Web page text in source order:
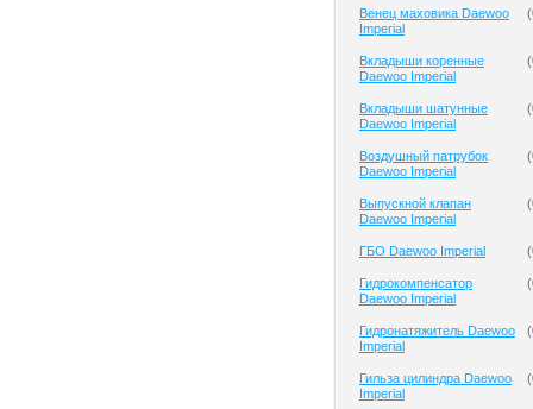
Венец маховика Daewoo
Imperial
(
Вкладыши коренные
Daewoo Imperial
(
Вкладыши шатунные
Daewoo Imperial
(
Воздушный патрубок
Daewoo Imperial
(
Выпускной клапан
Daewoo Imperial
(
ГБО Daewoo Imperial (
Гидрокомпенсатор
Daewoo Imperial
(
Гидронатяжитель Daewoo
Imperial
(
Гильза цилиндра Daewoo
Imperial
(